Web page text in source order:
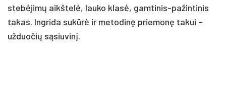
stebėjimų aikštelė, lauko klasė, gamtinis-pažintinis
takas. Ingrida sukūrė ir metodinę priemonę takui –
užduočių sąsiuvinį.